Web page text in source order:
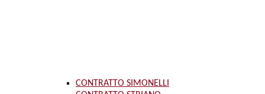
CONTRATTO SIMONELLI